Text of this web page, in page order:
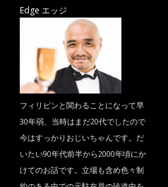
Edge エッジ
フィリピンと関わることになって早
30年弱、当時はまだ20代でしたので
今はすっかりおじいちゃんです。だ
いたい90年代前半から2000年頃にか
けてのお話です。立場も含め色々制